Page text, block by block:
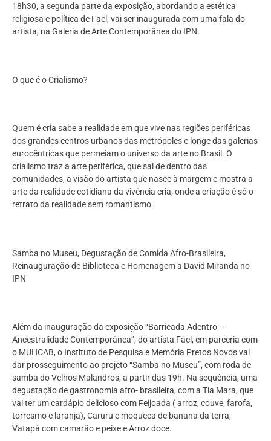
18h30, a segunda parte da exposição, abordando a estética
religiosa e política de Fael, vai ser inaugurada com uma fala do
artista, na Galeria de Arte Contemporânea do IPN.
O que é o Crialismo?
Quem é cria sabe a realidade em que vive nas regiões periféricas
dos grandes centros urbanos das metrópoles e longe das galerias
eurocêntricas que permeiam o universo da arte no Brasil. O
crialismo traz a arte periférica, que sai de dentro das
comunidades, a visão do artista que nasce à margem e mostra a
arte da realidade cotidiana da vivência cria, onde a criação é só o
retrato da realidade sem romantismo.
Samba no Museu, Degustação de Comida Afro-Brasileira,
Reinauguração de Biblioteca e Homenagem a David Miranda no
IPN
Além da inauguração da exposição “Barricada Adentro –
Ancestralidade Contemporânea”, do artista Fael, em parceria com
o MUHCAB, o Instituto de Pesquisa e Memória Pretos Novos vai
dar prosseguimento ao projeto “Samba no Museu”, com roda de
samba do Velhos Malandros, a partir das 19h. Na sequência, uma
degustação de gastronomia afro- brasileira, com a Tia Mara, que
vai ter um cardápio delicioso com Feijoada ( arroz, couve, farofa,
torresmo e laranja), Caruru e moqueca de banana da terra,
Vatapá com camarão e peixe e Arroz doce.